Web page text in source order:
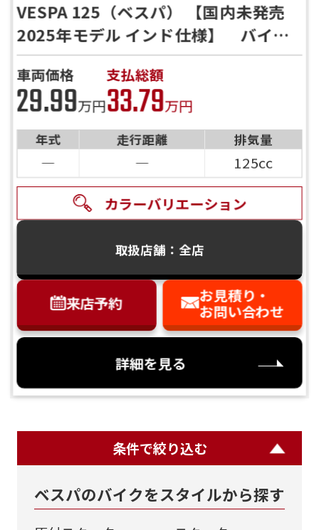
VESPA 125（ベスパ） 【国内未発売
2025年モデル インド仕様】 バイク
館24ヶ月保証付｜全国配送対応｜下取
り歓迎 実車確認・在庫確認受付中
車両価格
29.99万円
支払総額
33.79万円
年式 走行距離 排気量
― ― 125cc
カラーバリエーション
取扱店舗：全店
来店予約
お見積り・
お問い合わせ
詳細を見る
条件で絞り込む
ベスパのバイクをスタイルから探す